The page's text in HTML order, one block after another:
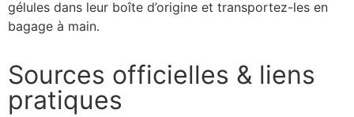
gélules dans leur boîte d’origine et transportez-les en
bagage à main.
Sources officielles & liens
pratiques